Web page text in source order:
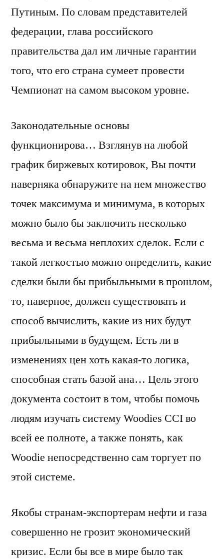
Путиным. По словам представителей
федерации, глава российского
правительства дал им личные гарантии
того, что его страна сумеет провести
Чемпионат на самом высоком уровне.
Законодательные основы
функционирова… Взглянув на любой
график биржевых котировок, Вы почти
наверняка обнаружите на нем множество
точек максимума и минимума, в которых
можно было бы заключить несколько
весьма и весьма неплохих сделок. Если с
такой легкостью можно определить, какие
сделки были бы прибыльными в прошлом,
то, наверное, должен существовать и
способ вычислить, какие из них будут
прибыльными в будущем. Есть ли в
изменениях цен хоть какая-то логика,
способная стать базой ана… Цель этого
документа состоит в том, чтобы помочь
людям изучать систему Woodies CCI во
всей ее полноте, а также понять, как
Woodie непосредственно сам торгует по
этой системе.
Якобы странам-экспортерам нефти и газа
совершенно не грозит экономический
кризис. Если бы все в мире было так